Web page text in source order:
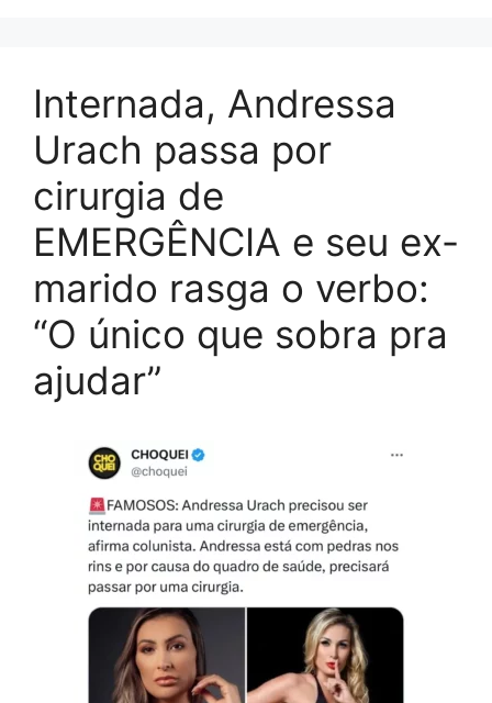
Internada, Andressa
Urach passa por
cirurgia de
EMERGÊNCIA e seu ex-
marido rasga o verbo:
“O único que sobra pra
ajudar”